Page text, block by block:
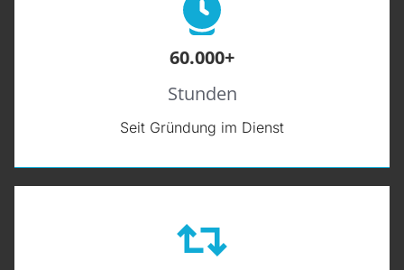
60.000+
Stunden
Seit Gründung im Dienst